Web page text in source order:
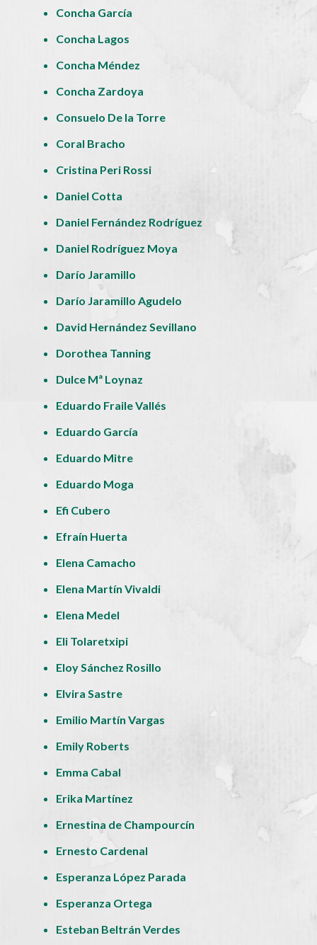
Concha García
Concha Lagos
Concha Méndez
Concha Zardoya
Consuelo De la Torre
Coral Bracho
Cristina Peri Rossi
Daniel Cotta
Daniel Fernández Rodríguez
Daniel Rodríguez Moya
Darío Jaramillo
Darío Jaramillo Agudelo
David Hernández Sevillano
Dorothea Tanning
Dulce Mª Loynaz
Eduardo Fraile Vallés
Eduardo García
Eduardo Mitre
Eduardo Moga
Efi Cubero
Efraín Huerta
Elena Camacho
Elena Martín Vivaldi
Elena Medel
Eli Tolaretxipi
Eloy Sánchez Rosillo
Elvira Sastre
Emilio Martín Vargas
Emily Roberts
Emma Cabal
Erika Martínez
Ernestina de Champourcín
Ernesto Cardenal
Esperanza López Parada
Esperanza Ortega
Esteban Beltrán Verdes